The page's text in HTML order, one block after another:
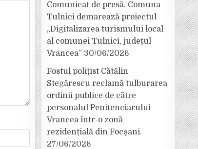
Comunicat de presă. Comuna
Tulnici demarează proiectul
„Digitalizarea turismului local
al comunei Tulnici, județul
Vrancea” 30/06/2026
Fostul polițist Cătălin
Stegărescu reclamă tulburarea
ordinii publice de către
personalul Penitenciarului
Vrancea într-o zonă
rezidențială din Focșani.
27/06/2026